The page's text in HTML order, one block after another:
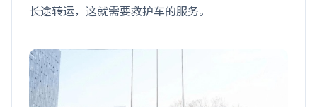
长途转运，这就需要救护车的服务。